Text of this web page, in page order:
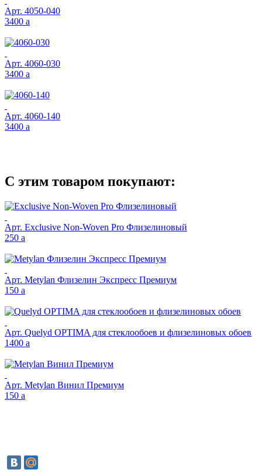
Арт. 4050-040
3400 a
Арт. 4060-030
3400 a
Арт. 4060-140
3400 a
С этим товаром покупают:
Арт. Exclusive Non-Woven Pro Флизелиновый
250 a
Арт. Metylan Флизелин Экспресс Премиум
150 a
Арт. Quelyd OPTIMA для стеклообоев и флизелиновых обоев
1400 a
Арт. Metylan Винил Премиум
150 a